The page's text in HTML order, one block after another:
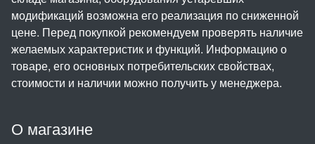
О магазине
модификаций возможна его реализация по сниженной
цене. Перед покупкой рекомендуем проверять наличие
желаемых характеристик и функций. Информацию о
товаре, его основных потребительских свойствах,
стоимости и наличии можно получить у менеджера.